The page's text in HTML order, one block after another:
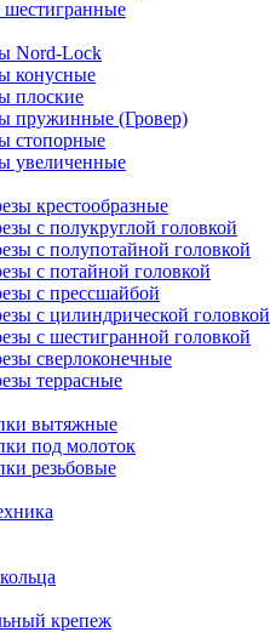
шестигранные
Nord-Lock
конусные
плоские
пружинные (Гровер)
стопорные
увеличенные
крестообразные
с полукруглой головкой
с полупотайной головкой
с потайной головкой
с прессшайбой
с цилиндрической головкой
с шестигранной головкой
сверлоконечные
террасные
вытяжные
под молоток
резьбовые
крепеж